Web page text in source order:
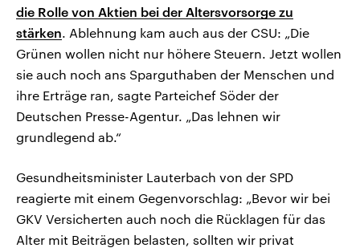
die Rolle von Aktien bei der Altersvorsorge zu
stärken. Ablehnung kam auch aus der CSU: „Die
Grünen wollen nicht nur höhere Steuern. Jetzt wollen
sie auch noch ans Sparguthaben der Menschen und
ihre Erträge ran, sagte Parteichef Söder der
Deutschen Presse-Agentur. „Das lehnen wir
grundlegend ab.“
Gesundheitsminister Lauterbach von der SPD
reagierte mit einem Gegenvorschlag: „Bevor wir bei
GKV Versicherten auch noch die Rücklagen für das
Alter mit Beiträgen belasten, sollten wir privat